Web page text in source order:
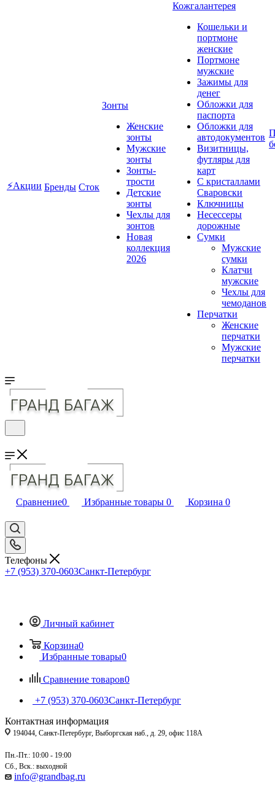
⚡Акции Бренды Сток
Зонты
Женские
зонты
Мужские
зонты
Зонты-
трости
Детские
зонты
Чехлы для
зонтов
Новая
коллекция
2026
Кожгалантерея
Кошельки и
портмоне
женские
Портмоне
мужские
Зажимы для
денег
Обложки для
паспорта
Обложки для
автодокументов
Визитницы,
футляры для
карт
C кристаллами
Сваровски
Ключницы
Несессеры
дорожные
Сумки
Мужские
сумки
Клатчи
мужские
Чехлы для
чемоданов
Перчатки
Женские
перчатки
Мужские
перчатки
Сравнение0 Избранные товары 0 Корзина 0
Телефоны
+7 (953) 370-0603Санкт-Петербург
Личный кабинет
Корзина0
Избранные товары0
Сравнение товаров0
+7 (953) 370-0603Санкт-Петербург
Контактная информация
194044, Санкт-Петербург, Выборгская наб., д. 29, офис 118А
Пн.-Пт.: 10:00 - 19:00
Сб., Вск.: выходной
info@grandbag.ru